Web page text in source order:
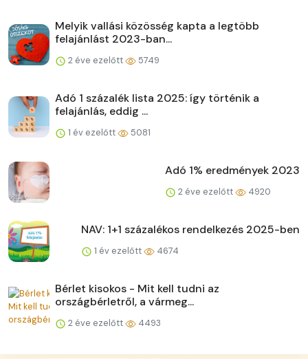
Melyik vallási közösség kapta a legtöbb
felajánlást 2023-ban...
2 éve ezelőtt 5749
Adó 1 százalék lista 2025: így történik a
felajánlás, eddig ...
1 év ezelőtt 5081
Adó 1% eredmények 2023
2 éve ezelőtt 4920
NAV: 1+1 százalékos rendelkezés 2025-ben
1 év ezelőtt 4674
Bérlet kisokos - Mit kell tudni az
országbérletről, a vármeg...
2 éve ezelőtt 4493